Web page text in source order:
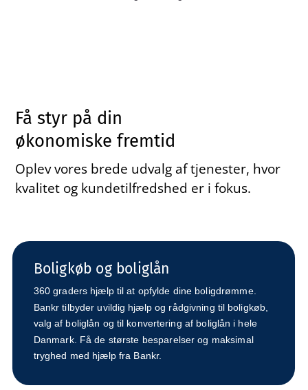
Få styr på din
økonomiske fremtid
Oplev vores brede udvalg af tjenester, hvor
kvalitet og kundetilfredshed er i fokus.
Boligkøb og boliglån
360 graders hjælp til at opfylde dine boligdrømme.
Bankr tilbyder uvildig hjælp og rådgivning til boligkøb,
valg af boliglån og til konvertering af boliglån i hele
Danmark. Få de største besparelser og maksimal
tryghed med hjælp fra Bankr.